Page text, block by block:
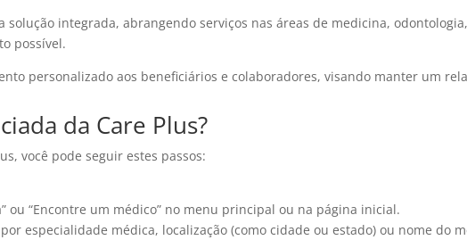
solução integrada, abrangendo serviços nas áreas de medicina,
possível.
personalizado aos beneficiários e colaboradores, visando manter um
da Care Plus?
você pode seguir estes passos:
ou “Encontre um médico” no menu principal ou na página inicial.
especialidade médica, localização (como cidade ou estado) ou nome do